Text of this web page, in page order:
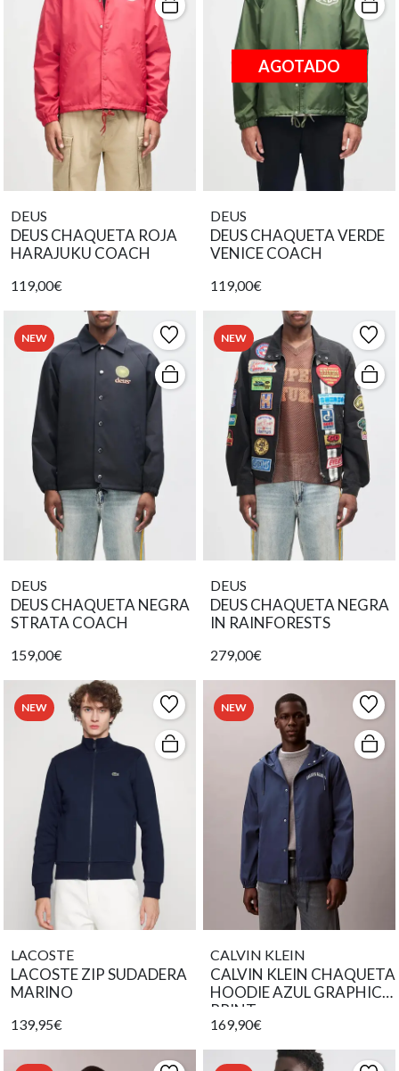
DEUS
DEUS CHAQUETA ROJA
HARAJUKU COACH
119,00€
AGOTADO
DEUS
DEUS CHAQUETA VERDE
VENICE COACH
119,00€
NEW
DEUS
DEUS CHAQUETA NEGRA
STRATA COACH
159,00€
NEW
DEUS
DEUS CHAQUETA NEGRA
IN RAINFORESTS
279,00€
NEW
LACOSTE
LACOSTE ZIP SUDADERA
MARINO
139,95€
NEW
CALVIN KLEIN
CALVIN KLEIN CHAQUETA
HOODIE AZUL GRAPHIC
PRINT
169,90€